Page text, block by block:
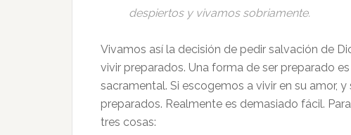
despiertos y vivamos sobriamente.
Vivamos así la decisión de pedir salvación de
vivir preparados. Una forma de ser preparado
sacramental. Si escogemos a vivir en su amor,
preparados. Realmente es demasiado fácil.
tres cosas: